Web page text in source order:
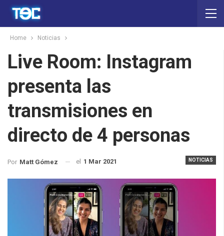
Home Noticias
Live Room: Instagram
presenta las
transmisiones en
directo de 4 personas
NOTICIAS
Por Matt Gómez el 1 Mar 2021